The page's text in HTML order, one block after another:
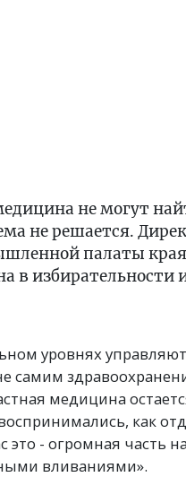
не могут
не решается.
палаты
в избирательности
уровнях
самим
медицина
как
это - огромная часть
вливаниями».